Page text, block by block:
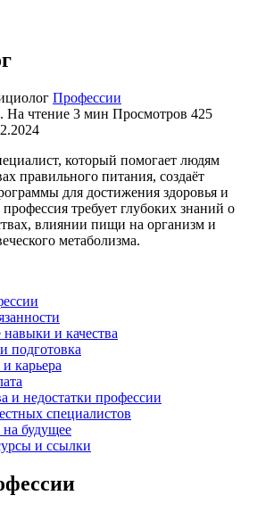
Профессии
На чтение 3 мин Просмотров 425
который помогает людям
правильного питания, создаёт
для достижения здоровья и
требует глубоких знаний о
влиянии пищи на организм и
метаболизма.
и качества
подготовка
карьера
и недостатки профессии
специалистов
будущее
и ссылки